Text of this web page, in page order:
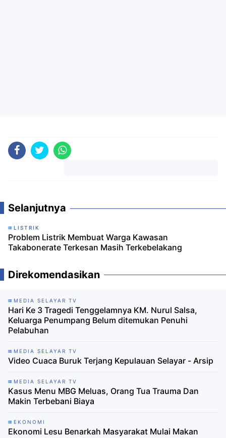
Selanjutnya
LISTRIK
Problem Listrik Membuat Warga Kawasan
Takabonerate Terkesan Masih Terkebelakang
Direkomendasikan
MEDIA SELAYAR TV
Hari Ke 3 Tragedi Tenggelamnya KM. Nurul Salsa,
Keluarga Penumpang Belum ditemukan Penuhi
Pelabuhan
MEDIA SELAYAR TV
Video Cuaca Buruk Terjang Kepulauan Selayar - Arsip
MEDIA SELAYAR TV
Kasus Menu MBG Meluas, Orang Tua Trauma Dan
Makin Terbebani Biaya
EKONOMI
Ekonomi Lesu Benarkah Masyarakat Mulai Makan